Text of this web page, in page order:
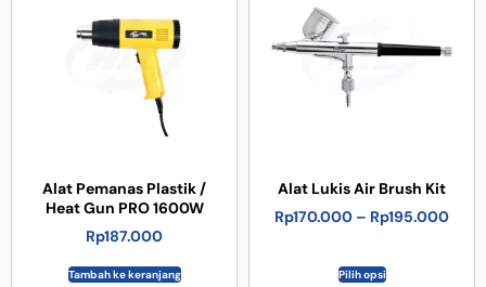
Alat Pemanas Plastik /
Heat Gun PRO 1600W
Rp187.000
Tambah ke keranjang
Alat Lukis Air Brush Kit
Rp170.000 – Rp195.000
Pilih opsi